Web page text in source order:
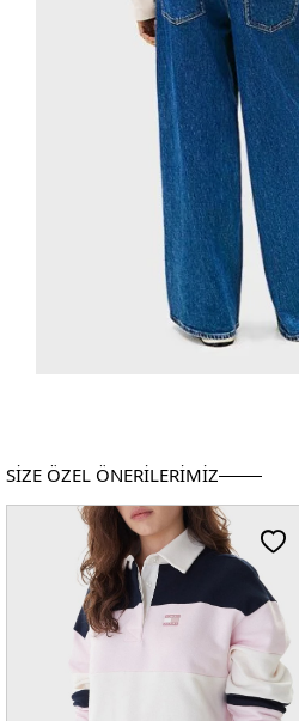
SİZE ÖZEL ÖNERİLERİMİZ